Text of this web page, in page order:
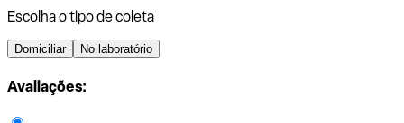
Escolha o tipo de coleta
Domiciliar No laboratório
Avaliações: